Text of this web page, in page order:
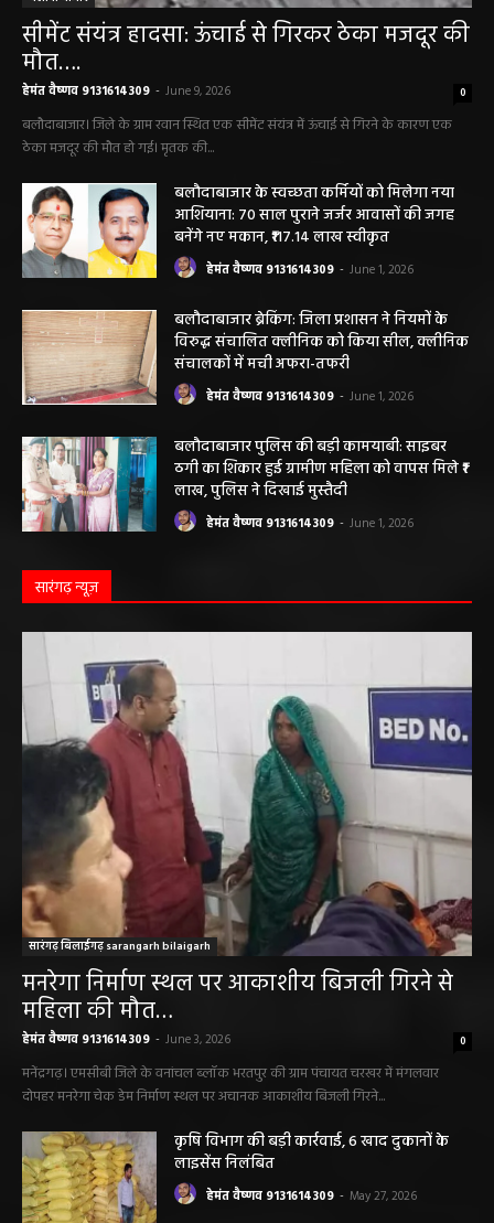
बलौदा बाजार
सीमेंट संयंत्र हादसा: ऊंचाई से गिरकर ठेका मजदूर की
मौत….
हेमंत वैष्णव 9131614309 June 9, 2026
ठेका मजदूर की मौत हो गई। मृतक की...
बलौदाबाजार के स्वच्छता कर्मियों को मिलेगा नया
आशियाना: 70 साल पुराने जर्जर आवासों की जगह
बनेंगे नए मकान, ₹117.14 लाख स्वीकृत
हेमंत वैष्णव 9131614309 - June 1, 2026
बलौदाबाजार ब्रेकिंग: जिला प्रशासन ने नियमों के
विरुद्ध संचालित क्लीनिक को किया सील, क्लीनिक
संचालकों में मची अफरा-तफरी
हेमंत वैष्णव 9131614309 - June 1, 2026
बलौदाबाजार पुलिस की बड़ी कामयाबी: साइबर
ठगी का शिकार हुई ग्रामीण महिला को वापस मिले ₹1
लाख, पुलिस ने दिखाई मुस्तैदी
सारंगढ़ न्यूज़
सारंगढ़ बिलाईगढ़ sarangarh bilaigarh
मनरेगा निर्माण स्थल पर आकाशीय बिजली गिरने से
महिला की मौत…
हेमंत वैष्णव 9131614309 -
दोपहर मनरेगा चेक डेम निर्माण स्थल पर अचानक आकाशीय बिजली गिरने...
कृषि विभाग की बड़ी कार्रवाई, 6 खाद दुकानों के
लाइसेंस निलंबित